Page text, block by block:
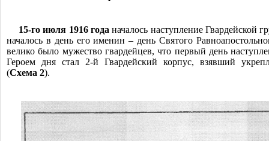
15-го июля 1916 года началось наступление Гвардейской
началось в день его именин ‒ день Святого
велико было мужество гвардейцев, что первый день
Героем дня стал 2-й Гвардейский корпус, взявший
(Схема 2).